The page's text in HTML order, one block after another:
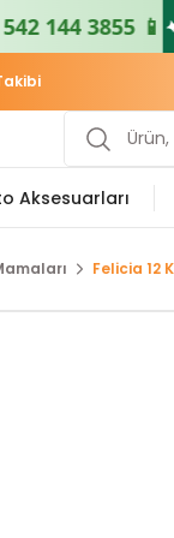
144 3855 📱
Aksesuarları
Felicia 12